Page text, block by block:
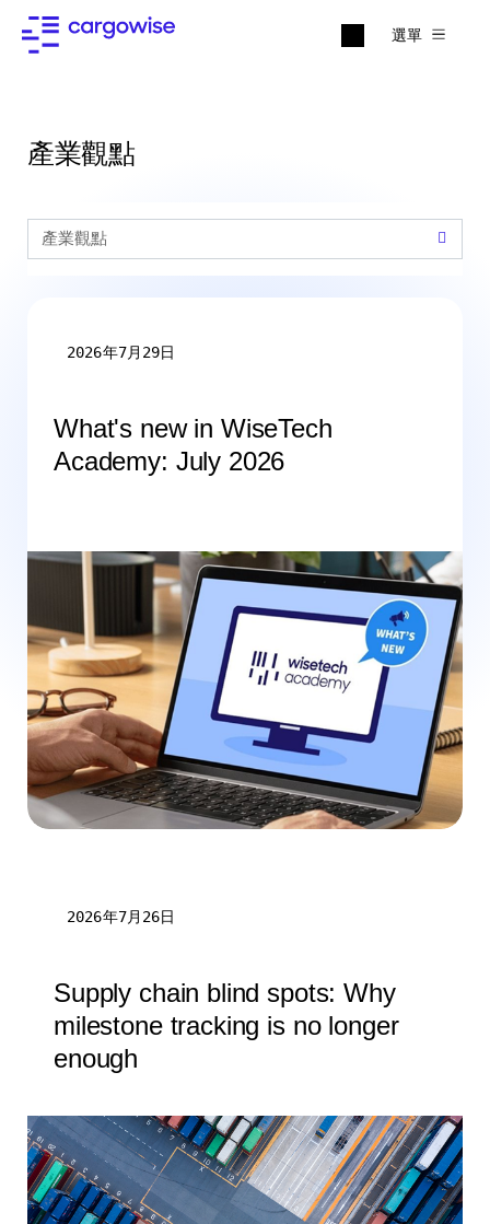
選單
產業觀點
2026年7月29日
What's new in WiseTech
Academy: July 2026
2026年7月26日
Supply chain blind spots: Why
milestone tracking is no longer
enough